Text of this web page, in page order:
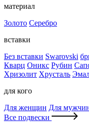
материал
Золото Серебро
вставки
Без вставки Swarovski
Кварц Оникс Рубин
Хризолит Хрусталь
для кого
Для женщин Для
Все подвески